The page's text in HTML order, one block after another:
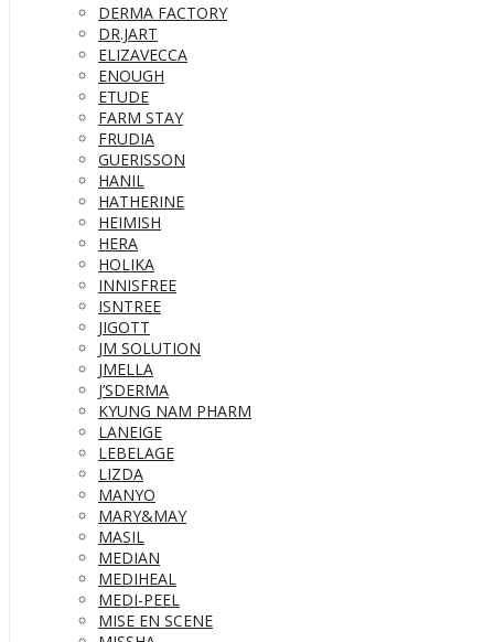
DERMA FACTORY
DR.JART
ELIZAVECCA
ENOUGH
ETUDE
FARM STAY
FRUDIA
GUERISSON
HANIL
HATHERINE
HEIMISH
HERA
HOLIKA
INNISFREE
ISNTREE
JIGOTT
JM SOLUTION
JMELLA
J’SDERMA
KYUNG NAM PHARM
LANEIGE
LEBELAGE
LIZDA
MANYO
MARY&MAY
MASIL
MEDIAN
MEDIHEAL
MEDI-PEEL
MISE EN SCENE